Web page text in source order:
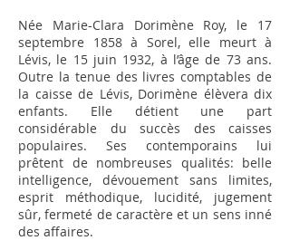
Née Marie-Clara Dorimène Roy, le 17
septembre 1858 à Sorel, elle meurt à
Lévis, le 15 juin 1932, à l’âge de 73 ans.
Outre la tenue des livres comptables de
la caisse de Lévis, Dorimène élèvera dix
enfants. Elle détient une part
considérable du succès des caisses
populaires. Ses contemporains lui
prêtent de nombreuses qualités: belle
intelligence, dévouement sans limites,
esprit méthodique, lucidité, jugement
sûr, fermeté de caractère et un sens inné
des affaires.